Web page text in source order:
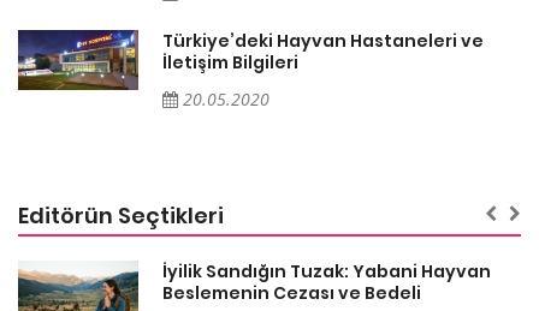
Türkiye’deki Hayvan Hastaneleri ve
İletişim Bilgileri
20.05.2020
Editörün Seçtikleri
İyilik Sandığın Tuzak: Yabani Hayvan
Beslemenin Cezası ve Bedeli